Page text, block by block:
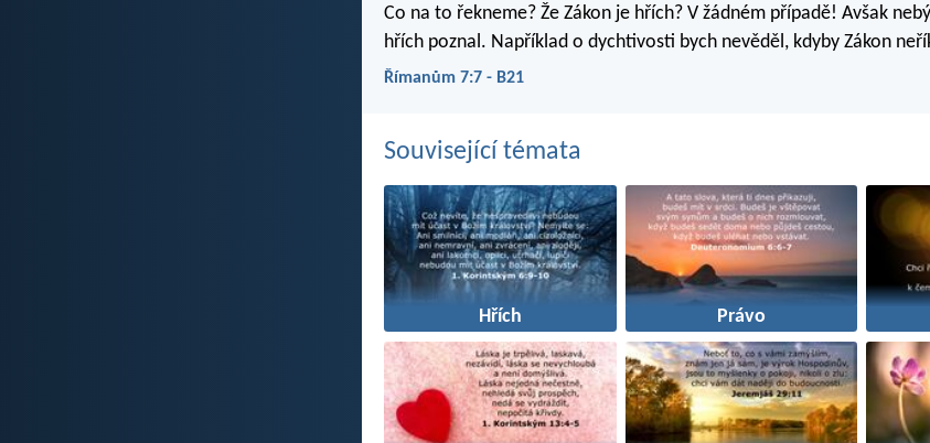
Co na to řekneme? Že Zákon je hřích? V žádném případě! Avšak
hřích poznal. Například o dychtivosti bych nevěděl, kdyby Zákon
Římanům 7:7 - B21
Související témata
Hřích Právo